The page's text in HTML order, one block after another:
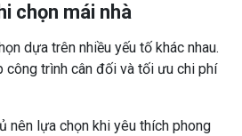
chọn mái nhà
dựa trên nhiều yếu tố khác nhau.
công trình cân đối và tối ưu chi phí
nên lựa chọn khi yêu thích phong